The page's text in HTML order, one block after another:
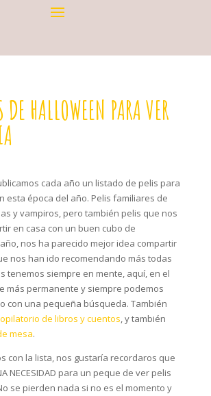
HALLOWEEN PARA VER
cada año un listado de pelis para
esta época del año. Pelis familiares de
y vampiros, pero también pelis que nos
en casa con un buen cubo de
nos ha parecido mejor idea compartir
nos han ido recomendando más todas
tenemos siempre en mente, aquí, en el
más permanente y siempre podemos
con una pequeña búsqueda. También
de libros y cuentos, y también
mesa.
con la lista, nos gustaría recordaros que
NECESIDAD para un peque de ver pelis
se pierden nada si no es el momento y